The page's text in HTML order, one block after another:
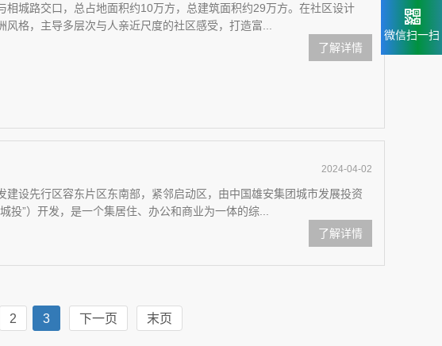
相城路交口，总占地面积约10万方，总建筑面积约29万方。在社区设计
风格，主导多层次与人亲近尺度的社区感受，打造富...
了解详情
2024-04-02
建设先行区容东片区东南部，紧邻启动区，由中国雄安集团城市发展投资
投”）开发，是一个集居住、办公和商业为一体的综...
了解详情
2 3 下一页 末页
微信扫一扫